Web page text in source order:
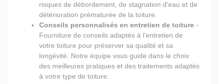
risques de débordement, de stagnation d'eau et de
détérioration prématurée de la toiture.
Conseils personnalisés en entretien de toiture -
Fourniture de conseils adaptés à l'entretien de
votre toiture pour préserver sa qualité et sa
longévité. Notre équipe vous guide dans le choix
des meilleures pratiques et des traitements adaptés
à votre type de toiture.